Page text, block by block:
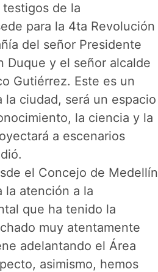
de la
para la 4ta Revolución
del señor Presidente
Duque y el señor alcalde
Gutiérrez. Este es un
la ciudad, será un espacio
la ciencia y la
a escenarios
el Concejo de Medellín
la atención a la
que ha tenido la
muy atentamente
adelantando el Área
asimismo, hemos